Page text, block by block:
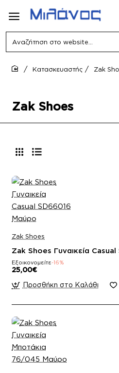
Αναζήτηση
website...
Zak Shoes
Κατασκευαστής Zak
Zak Shoes
Zak Shoes Γυναικεία
Εξοικονομείτε-16%
25,00€
Προσθήκη στο Καλάθι